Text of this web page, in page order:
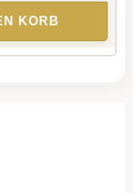
KORB